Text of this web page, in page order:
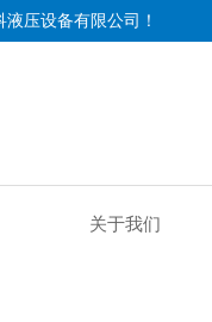
压设备有限公司！
关于我们